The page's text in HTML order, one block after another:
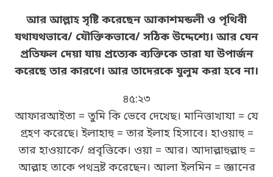
আর আল্লাহ সৃষ্টি করেছেন আকাশমন্ডলী ও পৃথিবী
যথাযথভাবে/ যৌক্তিকভাবে/ সঠিক উদ্দেশ্যে। আর যেন
প্রতিফল দেয়া যায় প্রত্যেক ব্যক্তিকে তারা যা উপার্জন
করেছে তার কারণে। আর তাদেরকে যুলুম করা হবে না।
৪৫:২৩
আফারআইতা = তুমি কি ভেবে দেখেছ। মানিত্তাখাযা = যে
গ্রহণ করেছে। ইলাহাহু = তার ইলাহ হিসাবে। হাওয়াহু =
তার হাওয়াকে/ প্রবৃত্তিকে। ওয়া = আর। আদাল্লাহুল্লাহু =
আল্লাহ তাকে পথভ্রষ্ট করেছেন। আলা ইলমিন = জ্ঞানের